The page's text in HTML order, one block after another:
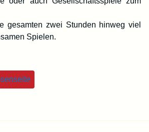
gesamten zwei Stunden hinweg viel
Spielen.